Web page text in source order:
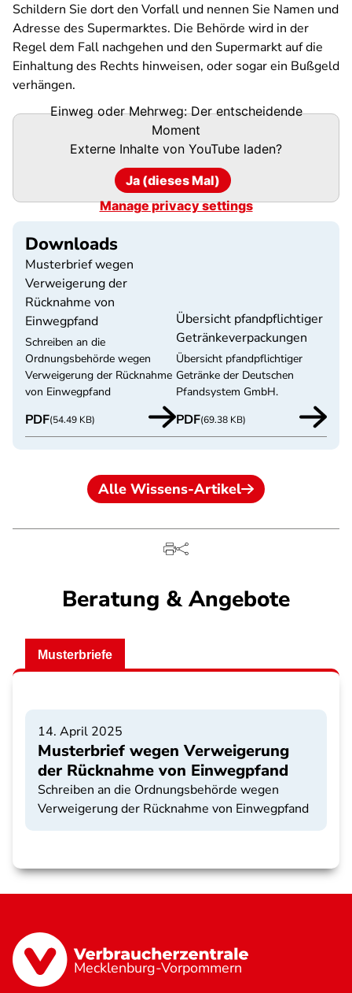
Schildern Sie dort den Vorfall und nennen Sie Namen und
Adresse des Supermarktes. Die Behörde wird in der
Regel dem Fall nachgehen und den Supermarkt auf die
Einhaltung des Rechts hinweisen, oder sogar ein Bußgeld
verhängen.
Einweg oder Mehrweg: Der entscheidende
Moment
Externe Inhalte von YouTube laden?
Ja (dieses Mal)
Manage privacy settings
Downloads
Musterbrief wegen
Verweigerung der
Rücknahme von
Einwegpfand
Schreiben an die
Ordnungsbehörde wegen
Verweigerung der Rücknahme
von Einwegpfand
PDF(54.49 KB)
Übersicht pfandpflichtiger
Getränkeverpackungen
Übersicht pfandpflichtiger
Getränke der Deutschen
Pfandsystem GmbH.
PDF(69.38 KB)
Alle Wissens-Artikel
Beratung & Angebote
Musterbriefe
14. April 2025
Musterbrief wegen Verweigerung
der Rücknahme von Einwegpfand
Schreiben an die Ordnungsbehörde wegen
Verweigerung der Rücknahme von Einwegpfand
Mecklenburg-Vorpommern